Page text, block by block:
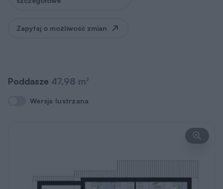
Zapytaj o możliwość zmian
Poddasze 47,98 m2
Wersja lustrzana
Wersja lustrzana